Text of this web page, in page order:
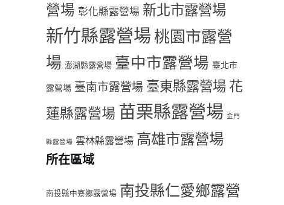
營場 彰化縣露營場 新北市露營場
新竹縣露營場 桃園市露營
場 澎湖縣露營場 臺中市露營場 臺北市
露營場 臺南市露營場 臺東縣露營場 花
蓮縣露營場 苗栗縣露營場 金門
縣露營場 雲林縣露營場 高雄市露營場
所在區域
南投縣中寮鄉露營場 南投縣仁愛鄉露營